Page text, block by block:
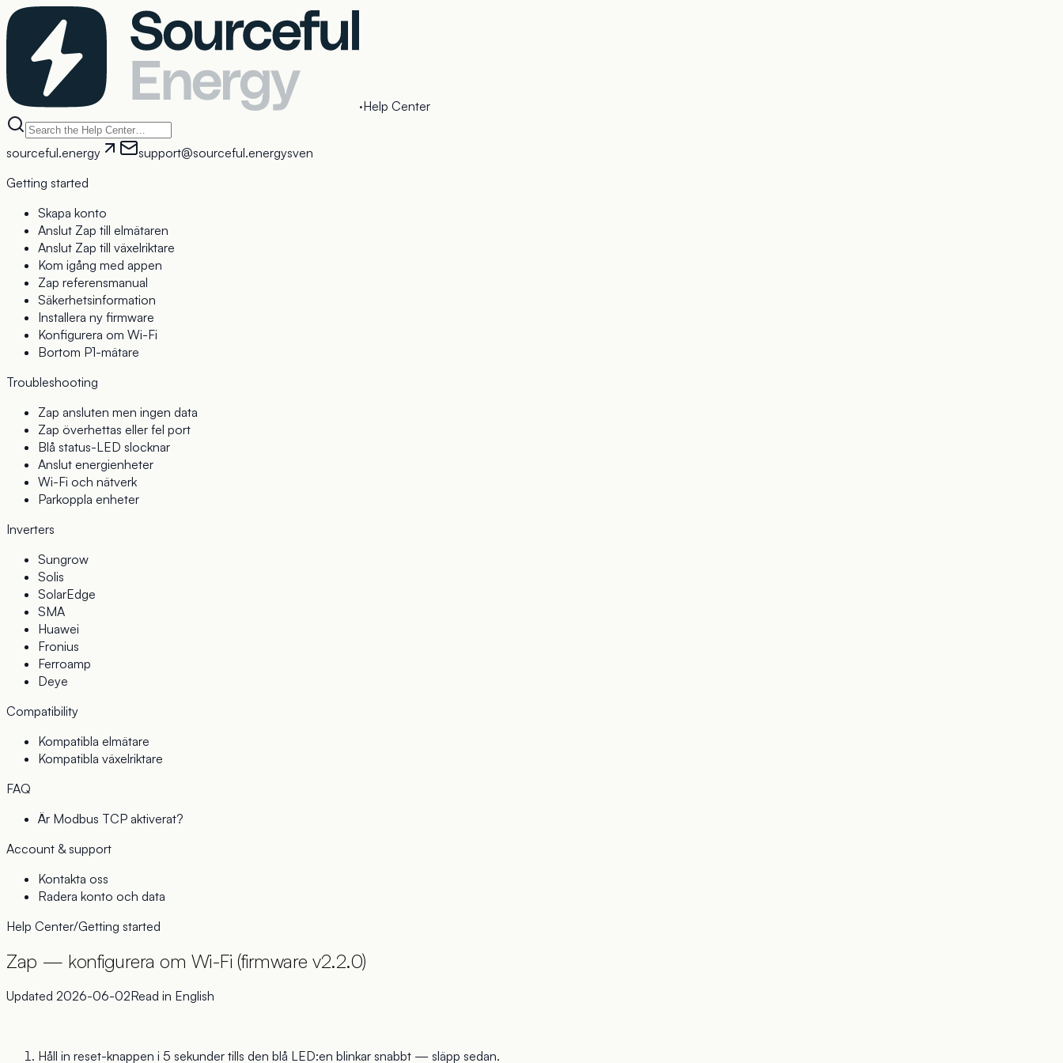
·Help Center
sourceful.energy support@sourceful.energysven
Getting started
Skapa konto
Anslut Zap till elmätaren
Anslut Zap till växelriktare
Kom igång med appen
Zap referensmanual
Säkerhetsinformation
Installera ny firmware
Konfigurera om Wi-Fi
Bortom P1-mätare
Troubleshooting
Zap ansluten men ingen data
Zap överhettas eller fel port
Blå status-LED slocknar
Anslut energienheter
Wi-Fi och nätverk
Parkoppla enheter
Inverters
Sungrow
Solis
SolarEdge
SMA
Huawei
Fronius
Ferroamp
Deye
Compatibility
Kompatibla elmätare
Kompatibla växelriktare
FAQ
Är Modbus TCP aktiverat?
Account & support
Kontakta oss
Radera konto och data
Help Center/Getting started
Zap — konfigurera om Wi-Fi (firmware v2.2.0)
Updated 2026-06-02Read in English
Håll in reset-knappen i 5 sekunder tills den blå LED:en blinkar snabbt — släpp sedan.